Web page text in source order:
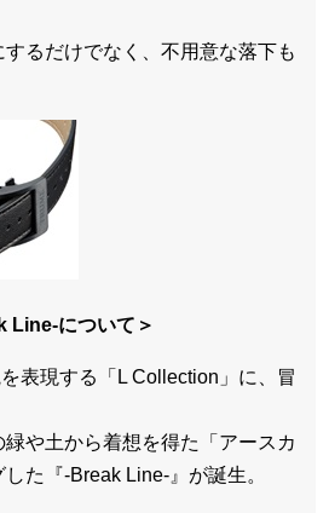
るだけでなく、不用意な落下も
Line-について＞
表現する「L Collection」に、冒
や土から着想を得た「アースカ
た『-Break Line-』が誕生。